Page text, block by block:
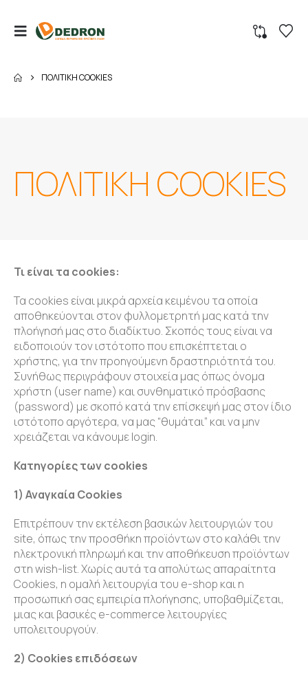
ΠΟΛΙΤΙΚΗ COOKIES
ΠΟΛΙΤΙΚΗ COOKIES
Τι είναι τα cookies:
Τα cookies είναι μικρά αρχεία κειμένου τα οποία
αποθηκεύονται στον φυλλομετρητή μας κατά την
πλοήγησή μας στο διαδίκτυο. Σκοπός τους είναι να
ειδοποιούν τον ιστότοπο που επισκέπτεται ο
χρήστης, για την προηγούμενη δραστηριότητά του.
Συνήθως περιγράφουν στοιχεία μας όπως όνομα
χρήστη (user name) και συνθηματικό πρόσβασης
(password) με σκοπό κατά την επίσκεψή μας στον ίδιο
ιστότοπο αργότερα, να μας “θυμάται” και να μην
χρειάζεται να κάνουμε login.
Κατηγορίες των cookies
1) Αναγκαία Cookies
Επιτρέπουν την εκτέλεση βασικών λειτουργιών του
site, όπως την προσθήκη προϊόντων στο καλάθι την
ηλεκτρονική πληρωμή και την αποθήκευση προϊόντων
στη wish-list. Χωρίς αυτά τα απολύτως απαραίτητα
Cookies, η ομαλή λειτουργία του e-shop και η
προσωπική σας εμπειρία πλοήγησης, υποβαθμίζεται,
μιας και βασικές e-commerce λειτουργίες
υπολειτουργούν.
2) Cookies επιδόσεων